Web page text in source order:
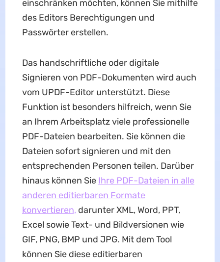
einschränken möchten, können Sie mithilfe
des Editors Berechtigungen und
Passwörter erstellen.
Das handschriftliche oder digitale
Signieren von PDF-Dokumenten wird auch
vom UPDF-Editor unterstützt. Diese
Funktion ist besonders hilfreich, wenn Sie
an Ihrem Arbeitsplatz viele professionelle
PDF-Dateien bearbeiten. Sie können die
Dateien sofort signieren und mit den
entsprechenden Personen teilen. Darüber
hinaus können Sie Ihre PDF-Dateien in alle
anderen editierbaren Formate
konvertieren,darunter XML, Word, PPT,
Excel sowie Text- und Bildversionen wie
GIF, PNG, BMP und JPG. Mit dem Tool
können Sie diese editierbaren